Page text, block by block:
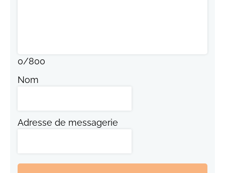
0/800
Nom
Adresse de messagerie